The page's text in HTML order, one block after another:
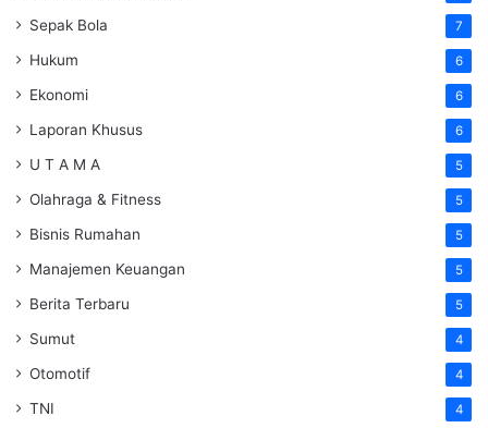
Sepak Bola 7
Hukum 6
Ekonomi 6
Laporan Khusus 6
U T A M A 5
Olahraga & Fitness 5
Bisnis Rumahan 5
Manajemen Keuangan 5
Berita Terbaru 5
Sumut 4
Otomotif 4
TNI 4